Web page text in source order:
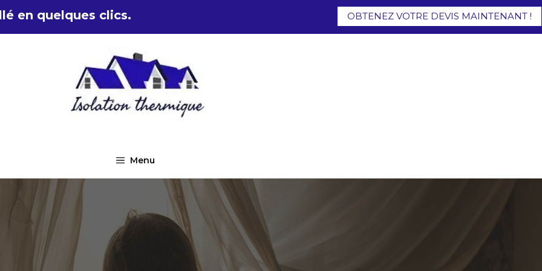
en quelques clics. OBTENEZ VOTRE DEVIS MAINTENANT !
Menu